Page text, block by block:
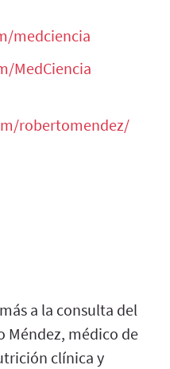
medciencia
MedCiencia
robertomendez/
a la consulta del
Méndez, médico de
clínica y